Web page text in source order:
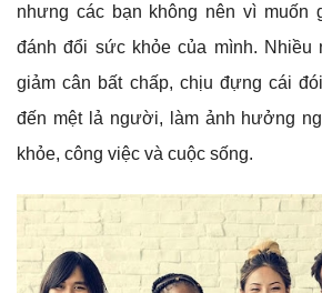
nhưng các bạn không nên vì muốn
đánh đổi sức khỏe của mình.
giảm cân bất chấp, chịu đựng cái
đến mệt lả người, làm ảnh hưởng
khỏe, công việc và cuộc sống.